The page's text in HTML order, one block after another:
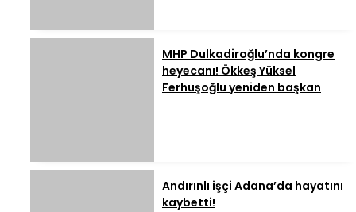
MHP Dulkadiroğlu’nda kongre
heyecanı! Ökkeş Yüksel
Ferhuşoğlu yeniden başkan
Andırınlı işçi Adana’da hayatını
kaybetti!